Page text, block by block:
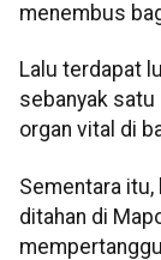
menembus
Lalu terdapat
sebanyak
organ vital di
Sementara itu,
ditahan di